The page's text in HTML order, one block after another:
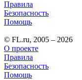
Правила
Безопасность
Помощь
© FL.ru, 2005 – 2026
О проекте
Правила
Безопасность
Помощь